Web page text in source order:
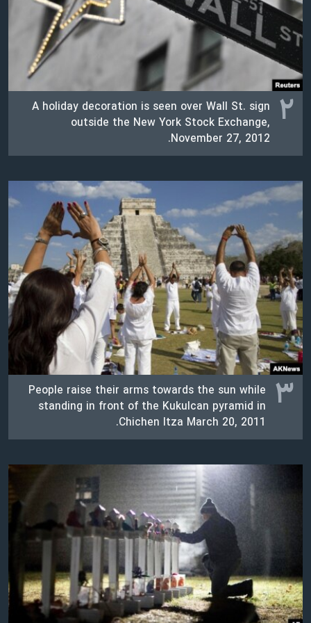
نرگس محمدی برنده جایزه نوبل صلح
همایش محافظه‌کاران آمریکا «سی‌پک»
صفحه‌های ویژه
سفر پرزیدنت ترامپ به چین۲
A holiday decoration is seen over Wall St. sign
outside the New York Stock Exchange,
November 27, 2012.
۳
People raise their arms towards the sun while
standing in front of the Kukulcan pyramid in
Chichen Itza March 20, 2011.